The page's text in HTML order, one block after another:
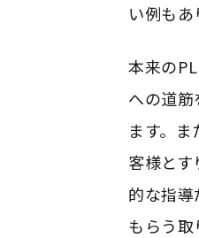
い例もあ
本来の
への道
ます。
客様と
的な指
もらう取